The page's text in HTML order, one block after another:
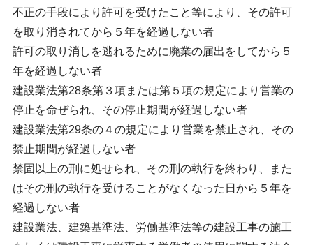
不正の手段により許可を受けたこと等により、その許可
を取り消されてから５年を経過しない者
許可の取り消しを逃れるために廃業の届出をしてから５
年を経過しない者
建設業法第28条第３項または第５項の規定により営業の
停止を命ぜられ、その停止期間が経過しない者
建設業法第29条の４の規定により営業を禁止され、その
禁止期間が経過しない者
禁固以上の刑に処せられ、その刑の執行を終わり、また
はその刑の執行を受けることがなくなった日から５年を
経過しない者
建設業法、建築基準法、労働基準法等の建設工事の施工